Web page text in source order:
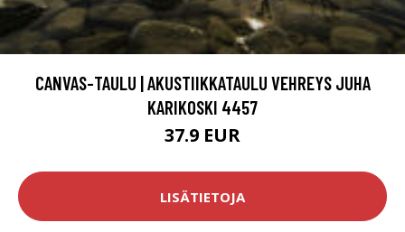
CANVAS-TAULU | AKUSTIIKKATAULU VEHREYS JUHA
KARIKOSKI 4457
37.9 EUR
LISÄTIETOJA